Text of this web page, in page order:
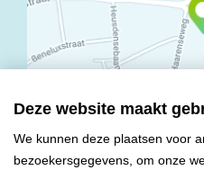
Deze website maakt
We kunnen deze plaatsen voor
bezoekersgegevens, om onze